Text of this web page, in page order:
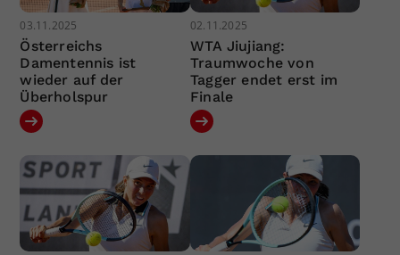
03.11.2025
Österreichs
Damentennis ist
wieder auf der
Überholspur
02.11.2025
WTA Jiujiang:
Traumwoche von
Tagger endet erst im
Finale